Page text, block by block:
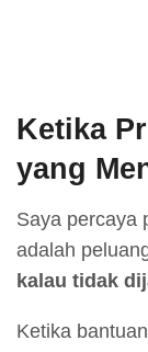
Ketika
yang
Saya percaya
adalah
kalau tidak
Ketika